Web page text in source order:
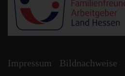
Impressum Bildnachweise